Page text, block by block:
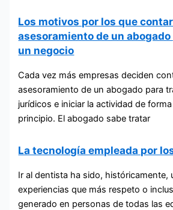
Los motivos por los que
asesoramiento de un
un negocio
Cada vez más empresas deciden
asesoramiento de un abogado para
jurídicos e iniciar la actividad de
principio. El abogado sabe tratar
La tecnología empleada por
Ir al dentista ha sido, históricamente,
experiencias que más respeto o
generado en personas de todas las